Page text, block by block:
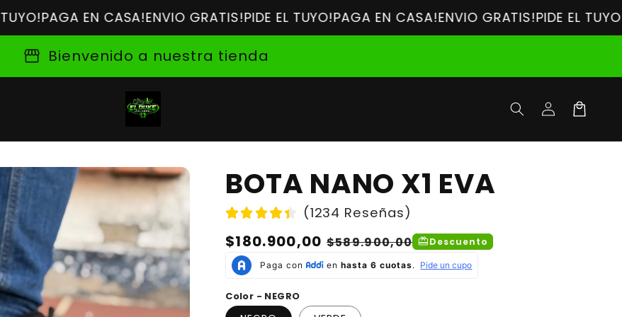
PAGA EN CASA! ENVIO GRATIS!PIDE EL TUYO! PAGA EN CASA! ENVIO GRATIS!PIDE EL TUYO!
storefront Bienvenido a nuestra tienda
Iniciar
sesión
Carrito
BOTA NANO X1 EVA
(1234 Reseñas)
Precio
habitual
$180.900,00 Precio
de
$589.900,00 redeemDescuento
Color - NEGRO